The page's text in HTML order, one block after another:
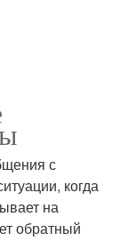
с
когда
на
обратный